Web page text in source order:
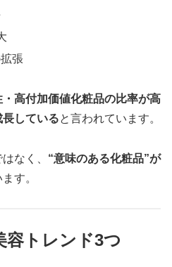
張
・高付加価値化粧品の比率が高
していると言われています。
なく、 “意味のある化粧品”が
す。
容トレンド3つ